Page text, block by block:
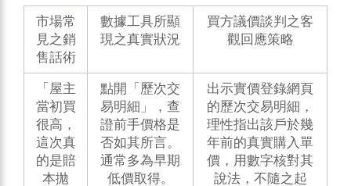
市場常
見之銷
售話術
數據工具所顯
現之真實狀況
買方議價談判之客
觀回應策略
「屋主
當初買
很高，
這次真
的是賠
本拋
點開「歷次交
易明細」，查
證前手價格是
否如其所言。
通常多為早期
低價取得。
出示實價登錄網頁
的歷次交易明細，
理性指出該戶於幾
年前的真實購入單
價，用數字核對其
說法，不隨之起